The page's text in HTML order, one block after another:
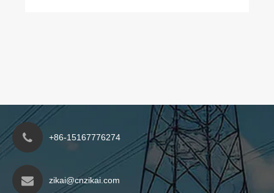
+86-15167776274
zikai@cnzikai.com